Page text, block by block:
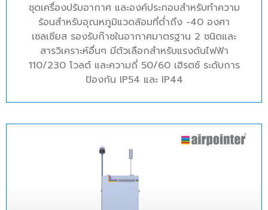
ชุดเครื่องปรับอากาศ และองค์ประกอบสำหรับทำความ
ร้อนสำหรับอุณหภูมิแวดล้อมที่ต่ำถึง -40 องศา
เซลเซียส รองรับก๊าซในอากาศมาตรฐาน 2 ชนิดและ
สารวิเคราะห์อื่นๆ มีตัวเลือกสำหรับแรงดันไฟฟ้า
110/230 โวลต์ และความถี่ 50/60 เฮิรตซ์ ระดับการ
ป้องกัน IP54 และ IP44